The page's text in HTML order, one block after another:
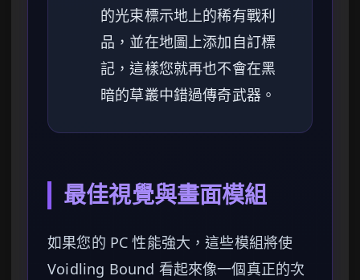
的光束標示地上的稀有戰利
品，並在地圖上添加自訂標
記，這樣您就再也不會在黑
暗的草叢中錯過傳奇武器。
最佳視覺與畫面模組
如果您的 PC 性能強大，這些模組將使
Voidling Bound 看起來像一個真正的次